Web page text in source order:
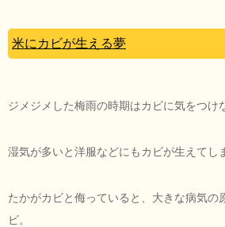
米にカビが生える夢
ジメジメした梅雨の時期はカビに気をつけ
湿気が多いと洋服などにもカビが生えてし
たかがカビと侮っていると、大きな病気の
ビ。